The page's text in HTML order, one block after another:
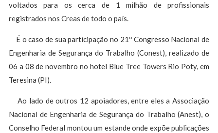
voltados para os cerca de 1 milhão de profissionais
registrados nos Creas de todo o país.
É o caso de sua participação no 21º Congresso Nacional de
Engenharia de Segurança do Trabalho (Conest), realizado de
06 a 08 de novembro no hotel Blue Tree Towers Rio Poty, em
Teresina (PI).
Ao lado de outros 12 apoiadores, entre eles a Associação
Nacional de Engenharia de Segurança do Trabalho (Anest), o
Conselho Federal montou um estande onde expõe publicações